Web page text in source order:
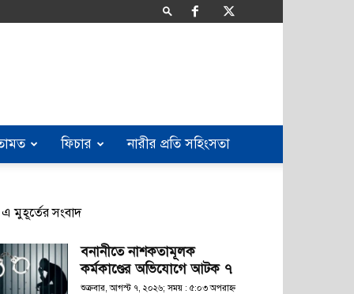
ফিচার নারীর প্রতি সহিংসতা
এ মুহূর্তের সংবাদ
বনানীতে নাশকতামূলক
কর্মকাণ্ডের অভিযোগে আটক ৭
শুক্রবার, আগস্ট ৭, ২০২৬; সময় : ৫:০৩ অপরাহ্ণ